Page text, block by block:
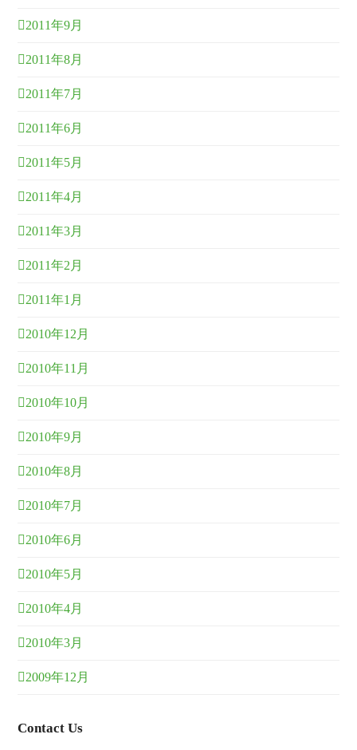
2011年9月
2011年8月
2011年7月
2011年6月
2011年5月
2011年4月
2011年3月
2011年2月
2011年1月
2010年12月
2010年11月
2010年10月
2010年9月
2010年8月
2010年7月
2010年6月
2010年5月
2010年4月
2010年3月
2009年12月
Contact Us